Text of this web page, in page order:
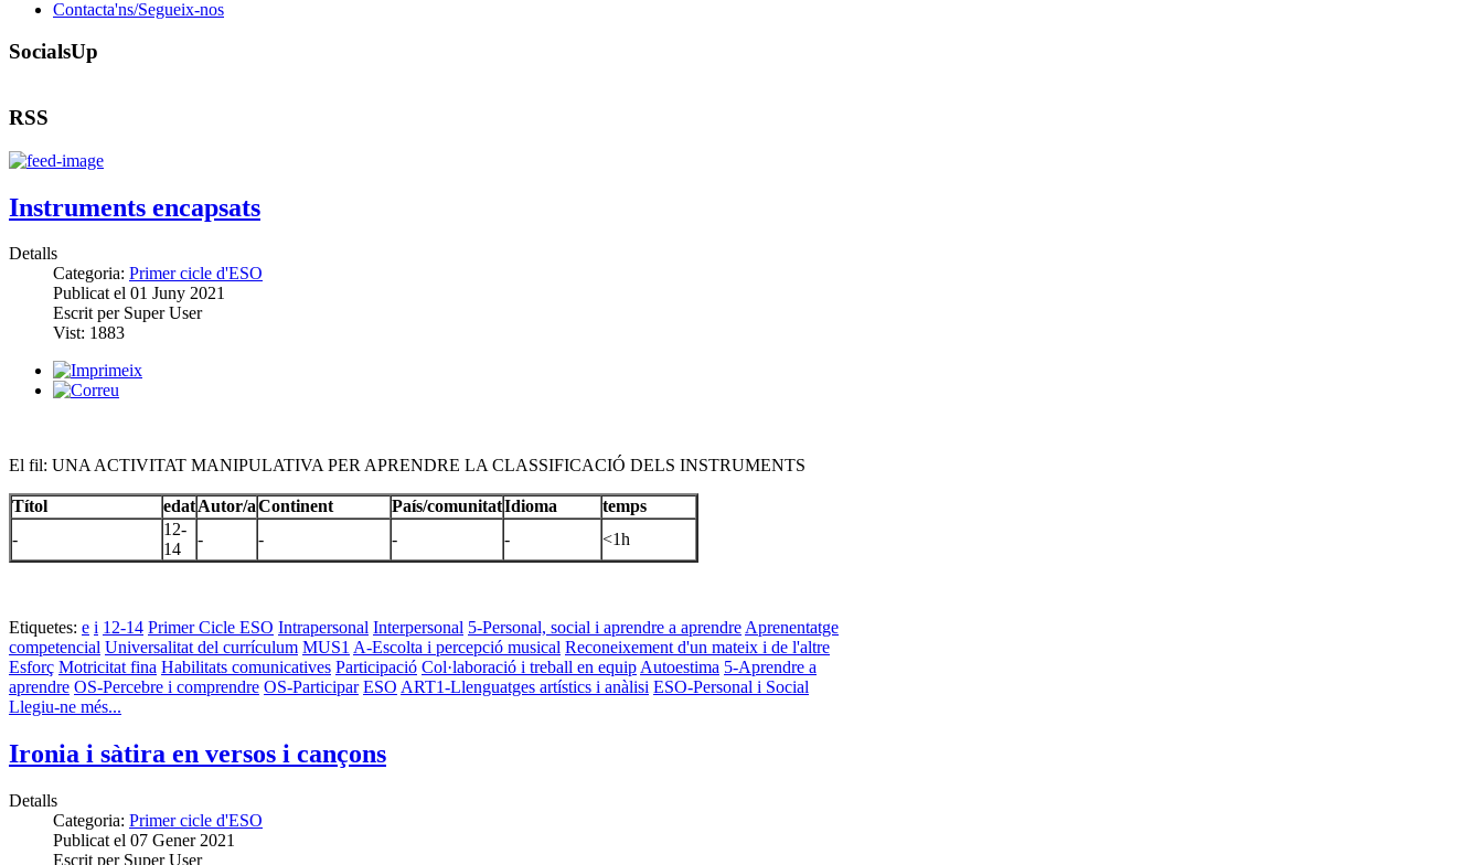
Contacta'ns/Segueix-nos
SocialsUp
RSS
Instruments encapsats
Detalls
Categoria: Primer cicle d'ESO
Publicat el 01 Juny 2021
Escrit per Super User
Vist: 1883
El fil: UNA ACTIVITAT MANIPULATIVA PER APRENDRE LA CLASSIFICACIÓ DELS INSTRUMENTS
Títol edatAutor/aContinent País/comunitatIdioma
temps
-
12-
14
- - - - <1h
Etiquetes: e i 12-14 Primer Cicle ESO Intrapersonal Interpersonal 5-Personal, social i aprendre a aprendreAprenentatge
competencial Universalitat del currículum MUS1 A-Escolta i percepció musical Reconeixement d'un mateix i de l'altre
Esforç Motricitat fina Habilitats comunicatives Participació Col·laboració i treball en equipAutoestima 5-Aprendre a
aprendre OS-Percebre i comprendre OS-Participar ESO ART1-Llenguatges artístics i anàlisi ESO-Personal i Social
Llegiu-ne més...
Ironia i sàtira en versos i cançons
Detalls
Categoria: Primer cicle d'ESO
Publicat el 07 Gener 2021
Escrit per Super User